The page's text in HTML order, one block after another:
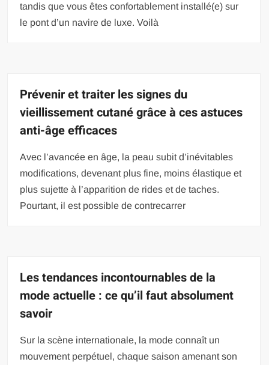
tandis que vous êtes confortablement installé(e) sur
le pont d’un navire de luxe. Voilà
Prévenir et traiter les signes du
vieillissement cutané grâce à ces astuces
anti-âge efficaces
Avec l’avancée en âge, la peau subit d’inévitables
modifications, devenant plus fine, moins élastique et
plus sujette à l’apparition de rides et de taches.
Pourtant, il est possible de contrecarrer
Les tendances incontournables de la
mode actuelle : ce qu’il faut absolument
savoir
Sur la scène internationale, la mode connaît un
mouvement perpétuel, chaque saison amenant son